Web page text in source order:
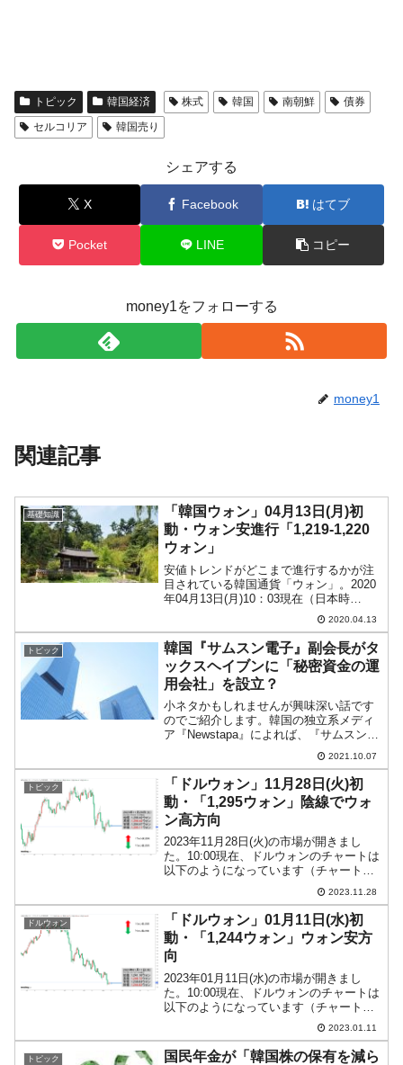
トピック 韓国経済 株式 韓国 南朝鮮
債券
セルコリア
韓国売り
シェアする
X Facebook はてブ
Pocket LINE コピー
money1をフォローする
money1
関連記事
基礎知識
「韓国ウォン」04月13日(月)初
動・ウォン安進行「1,219-1,220
ウォン」
安値トレンドがどこまで進行するかが注
目されている韓国通貨「ウォン」。2020
年04月13日(月)10：03現在（日本時
間）、ドルウォンチャートは以下のよう
『Investing.com』より引用：以下同）。
現在のとこ...
2020.04.13
トピック
韓国『サムスン電子』副会長がタ
ックスヘイブンに「秘密資金の運
用会社」を設立？
小ネタかもしれませんが興味深い話です
のでご紹介します。韓国の独立系メディ
ア『Newstapa』によれば、『サムスン電
子』総帥である李在鎔（イ・ジェヨン）
副会長がタックスヘイブン・バージン諸
島に2008年にペーパーカンパニーを設立
したことを確...
2021.10.07
トピック
「ドルウォン」11月28日(火)初
動・「1,295ウォン」陰線でウォ
ン高方向
2023年11月28日(火)の市場が開きまし
た。10:00現在、ドルウォンのチャートは
以下のようになっています（チャートは
『Investing.com』より引用）。これから
ローソク足の調整が入るかもしれません
が、残念ながら前日は長めの陰線と...
2023.11.28
ドルウォン
「ドルウォン」01月11日(水)初
動・「1,244ウォン」ウォン安方
向
2023年01月11日(水)の市場が開きまし
た。10:00現在、ドルウォンのチャートは
以下のようになっています（チャートは
『Investing.com』より引用）。前日はコ
マ足、短いですが陽線で終わりました。
本日はそれを受けてのスタートです...
2023.01.11
トピック
国民年金が「韓国株の保有を減ら